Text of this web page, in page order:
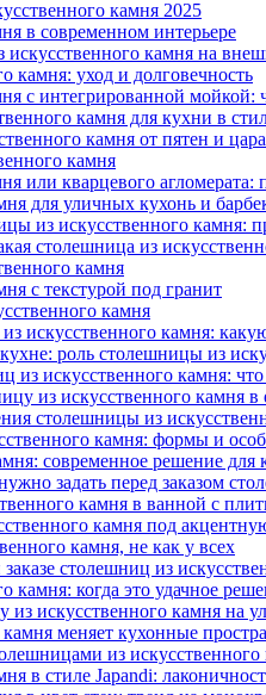
камня 2025
в современном интерьере
камня на
камня: уход и долговечность
с интегрированной мойкой:
камня для кухни в
камня от пятен и
камня
или кварцевого агломерата:
для уличных кухонь и
из искусственного камня:
столешница из
камня
с текстурой под гранит
камня
искусственного камня:
роль столешницы из
из искусственного камня:
из искусственного камня в
столешницы из
камня: формы и
современное решение для
задать перед заказом
камня в ванной с
камня под
камня, не как у всех
столешниц из
камня: когда это удачное
искусственного камня на
меняет кухонные
из искусственного
в стиле Japandi: